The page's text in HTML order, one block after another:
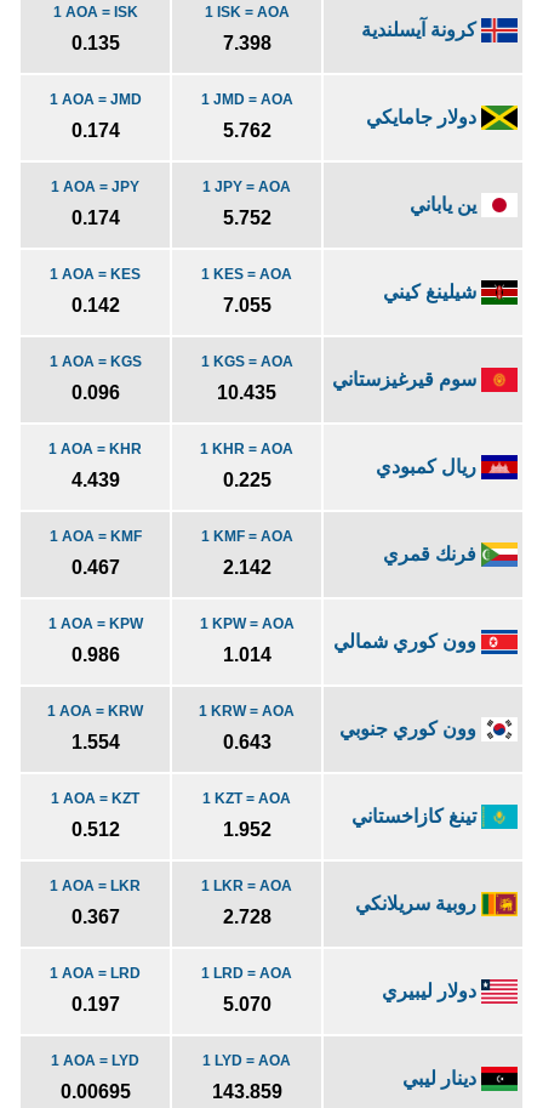
كرونة آيسلندية
1 ISK = AOA
7.398
1 AOA = ISK
0.135
دولار جامايكي
1 JMD = AOA
5.762
1 AOA = JMD
0.174
ين ياباني
1 JPY = AOA
5.752
1 AOA = JPY
0.174
شيلينغ كيني
1 KES = AOA
7.055
1 AOA = KES
0.142
سوم قيرغيزستاني
1 KGS = AOA
10.435
1 AOA = KGS
0.096
ريال كمبودي
1 KHR = AOA
0.225
1 AOA = KHR
4.439
فرنك قمري
1 KMF = AOA
2.142
1 AOA = KMF
0.467
وون كوري شمالي
1 KPW = AOA
1.014
1 AOA = KPW
0.986
وون كوري جنوبي
1 KRW = AOA
0.643
1 AOA = KRW
1.554
تينغ كازاخستاني
1 KZT = AOA
1.952
1 AOA = KZT
0.512
روبية سريلانكي
1 LKR = AOA
2.728
1 AOA = LKR
0.367
دولار ليبيري
1 LRD = AOA
5.070
1 AOA = LRD
0.197
دينار ليبي
1 LYD = AOA
143.859
1 AOA = LYD
0.00695